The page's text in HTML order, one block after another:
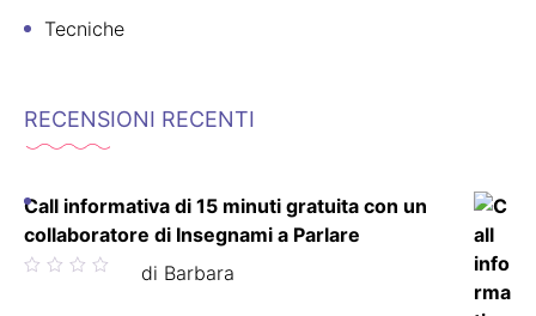
Tecniche
RECENSIONI RECENTI
Call informativa di 15 minuti gratuita con un
collaboratore di Insegnami a Parlare
Valutato di Barbara